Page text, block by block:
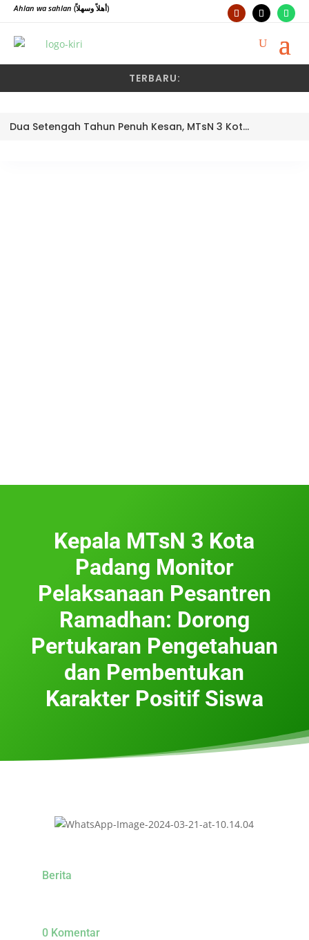
Ahlan wa sahlan (أهلاً وسهلاً)
TERBARU:
Dua Setengah Tahun Penuh Kesan, MTsN 3 Kota Padang Lepas Pengawas Pembina Dra. Nayusminar Nasrun
Kepala MTsN 3 Kota
Padang Monitor
Pelaksanaan Pesantren
Ramadhan: Dorong
Pertukaran Pengetahuan
dan Pembentukan
Karakter Positif Siswa
Berita
0 Komentar